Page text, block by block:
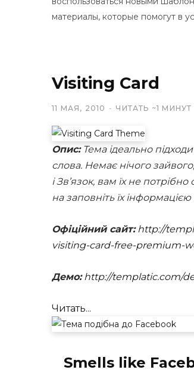
материалы, которые помогут в
Visiting Card
11 МАЯ, 2010 ЧИТАТЬ ~1 МИНУТ
Опис:Тема ідеально
слова. Немає нічого
і Зв’язок, вам їх не
на заповніть їх
Офіційний сайт: http://
visiting-card-free-premium-
Демо: http://templatic.com/
Читать...
Smells like